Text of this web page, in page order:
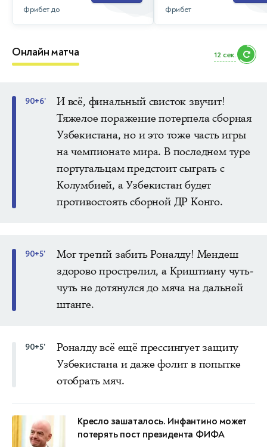
Фрибет до Фрибет
Онлайн матча 11 сек.
90+6'
И всё, финальный свисток звучит!
Тяжелое поражение потерпела сборная
Узбекистана, но и это тоже часть игры
на чемпионате мира. В последнем туре
португальцам предстоит сыграть с
Колумбией, а Узбекистан будет
противостоять сборной ДР Конго.
90+5'
Мог третий забить Роналду! Мендеш
здорово прострелил, а Криштиану чуть-
чуть не дотянулся до мяча на дальней
штанге.
90+5'
Роналду всё ещё прессингует защиту
Узбекистана и даже фолит в попытке
отобрать мяч.
Кресло зашаталось. Инфантино может
потерять пост президента ФИФА